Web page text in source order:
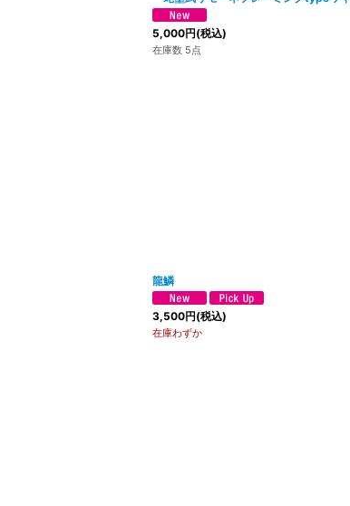
5,000円(税込)
在庫数 5点
龍鱗
3,500円(税込)
在庫わずか